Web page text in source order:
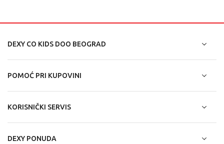
DEXY CO KIDS DOO BEOGRAD
POMOĆ PRI KUPOVINI
KORISNIČKI SERVIS
DEXY PONUDA